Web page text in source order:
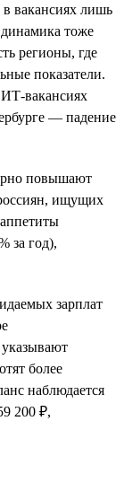
в вакансиях лишь
тоже
регионы, где
показатели.
вакансиях
— падение
повышают
ищущих
за год),
зарплат
более
наблюдается
200 ₽,